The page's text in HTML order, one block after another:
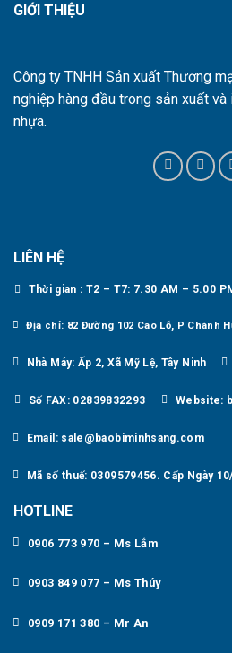
GIỚI THIỆU
Công ty TNHH Sản xuất Thương
nghiệp hàng đầu trong sản xuất
nhựa.
LIÊN HỆ
Thời gian : T2 – T7: 7.30 AM – 5.00
Địa chỉ: 82 Đường 102 Cao Lỗ, P Chánh
Nhà Máy: Ấp 2, Xã Mỹ Lệ, Tây Ninh
Số FAX: 02839832293 Website:
Email: sale@baobiminhsang.com
Mã số thuế: 0309579456. Cấp Ngày
HOTLINE
0906 773 970 – Ms Lắm
0903 849 077 – Ms Thúy
0909 171 380 – Mr An